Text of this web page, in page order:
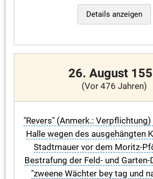
Details anzeigen
26. August
(Vor 476 Jahren)
"Revers" (Anmerk.: Verpflichtung)
Halle wegen des ausgehängten
Stadtmauer vor dem Moritz-
Bestrafung der Feld- und Garten-
"zweene Wächter bey tag und